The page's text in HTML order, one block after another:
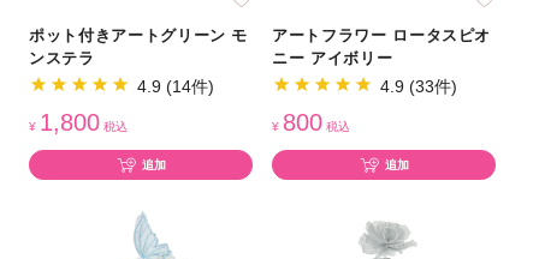
ポット付きアートグリーン モ
ンステラ
4.9 (14件)
¥ 1,800 税込
追加
アートフラワー ロータスピオ
ニー アイボリー
4.9 (33件)
¥ 800 税込
追加